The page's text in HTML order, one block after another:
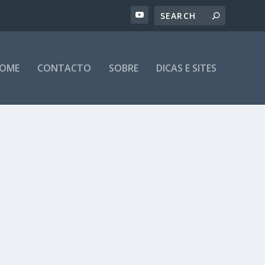
CONTACTO SOBRE DICAS E SITES